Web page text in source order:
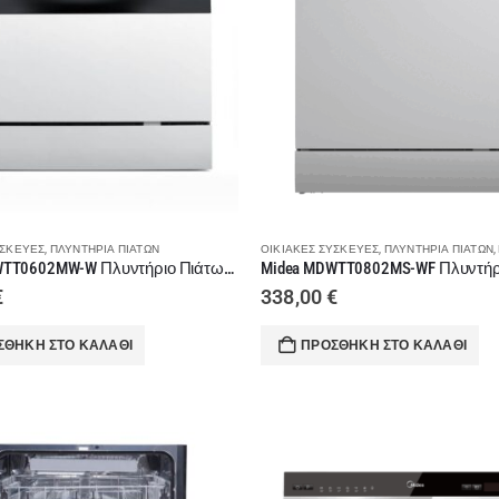
ΠΛΥΝΤΉΡΙΑ ΠΙΆΤΩΝ
Midea MDWTT0602MW-W Πλυντήριο Πιάτων Άνω Πάγκου
ΣΤΟ ΚΑΛΆΘΙ
ΟΙΚΙΑΚΈΣ ΣΥΣΚΕΥΈΣ ΠΛΥΝΤΉΡΙΑ ΠΙΆΤΩΝ ,
338,00€
ΠΡΟΣΘΉΚΗ ΣΤΟ ΚΑΛΆΘΙ